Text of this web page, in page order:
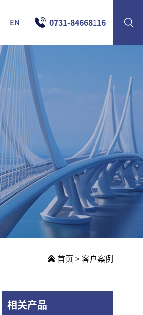
EN 0731-84668116
首页 >客户案例
相关产品